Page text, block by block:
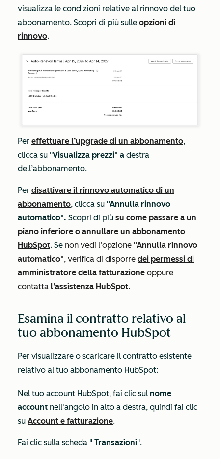
visualizza le condizioni relative al rinnovo del tuo
abbonamento. Scopri di più sulle opzioni di
rinnovo.
Per effettuare l’upgrade di un abbonamento,
clicca su "Visualizza prezzi" a destra
dell’abbonamento.
Per disattivare il rinnovo automatico di un
abbonamento, clicca su "Annulla rinnovo
automatico". Scopri di più su come passare a un
piano inferiore o annullare un abbonamento
HubSpot. Se non vedi l’opzione "Annulla rinnovo
automatico", verifica di disporre dei permessi di
amministratore della fatturazione oppure
contatta l’assistenza HubSpot.
Esamina il contratto relativo al
tuo abbonamento HubSpot
Per visualizzare o scaricare il contratto esistente
relativo al tuo abbonamento HubSpot:
Nel tuo account HubSpot, fai clic sul nome
account nell'angolo in alto a destra, quindi fai clic
su Account e fatturazione.
Fai clic sulla scheda " Transazioni".